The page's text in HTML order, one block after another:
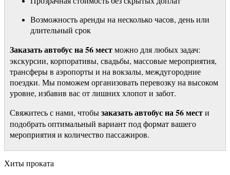
Возможность аренды на несколько часов, день или
длительный срок
Заказать автобус на 56 местможно для любых задач:
экскурсии, корпоративы, свадьбы, массовые мероприятия,
трансферы в аэропорты и на вокзалы, междугородние
поездки. Мы поможем организовать перевозку на высоком
уровне, избавив вас от лишних хлопот и забот.
Свяжитесь с нами, чтобызаказать автобус на 56 мести
подобрать оптимальный вариант под формат вашего
мероприятия и количество пассажиров.
Хиты проката